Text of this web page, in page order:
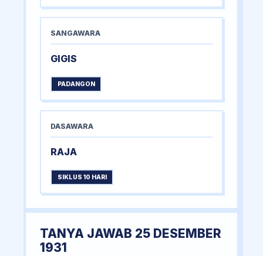
SANGAWARA
GIGIS
PADANGON
DASAWARA
RAJA
SIKLUS 10 HARI
TANYA JAWAB 25 DESEMBER
1931